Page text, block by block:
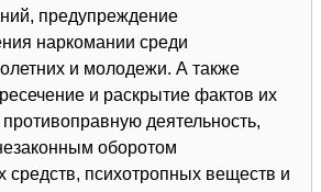
предупреждение
наркомании среди
и молодежи. А также
и раскрытие фактов их
деятельность,
оборотом
средств, психотропных веществ и